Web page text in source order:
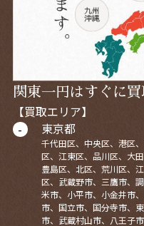
関東一円はすぐに
【買取エリア】
東京都
千代田区、中央区、港区
区、江東区、品川区、大
豊島区、北区、荒川区、
区、武蔵野市、三鷹市、
米市、小平市、小金井市
市、国立市、国分寺市、
市、武蔵村山市、八王子